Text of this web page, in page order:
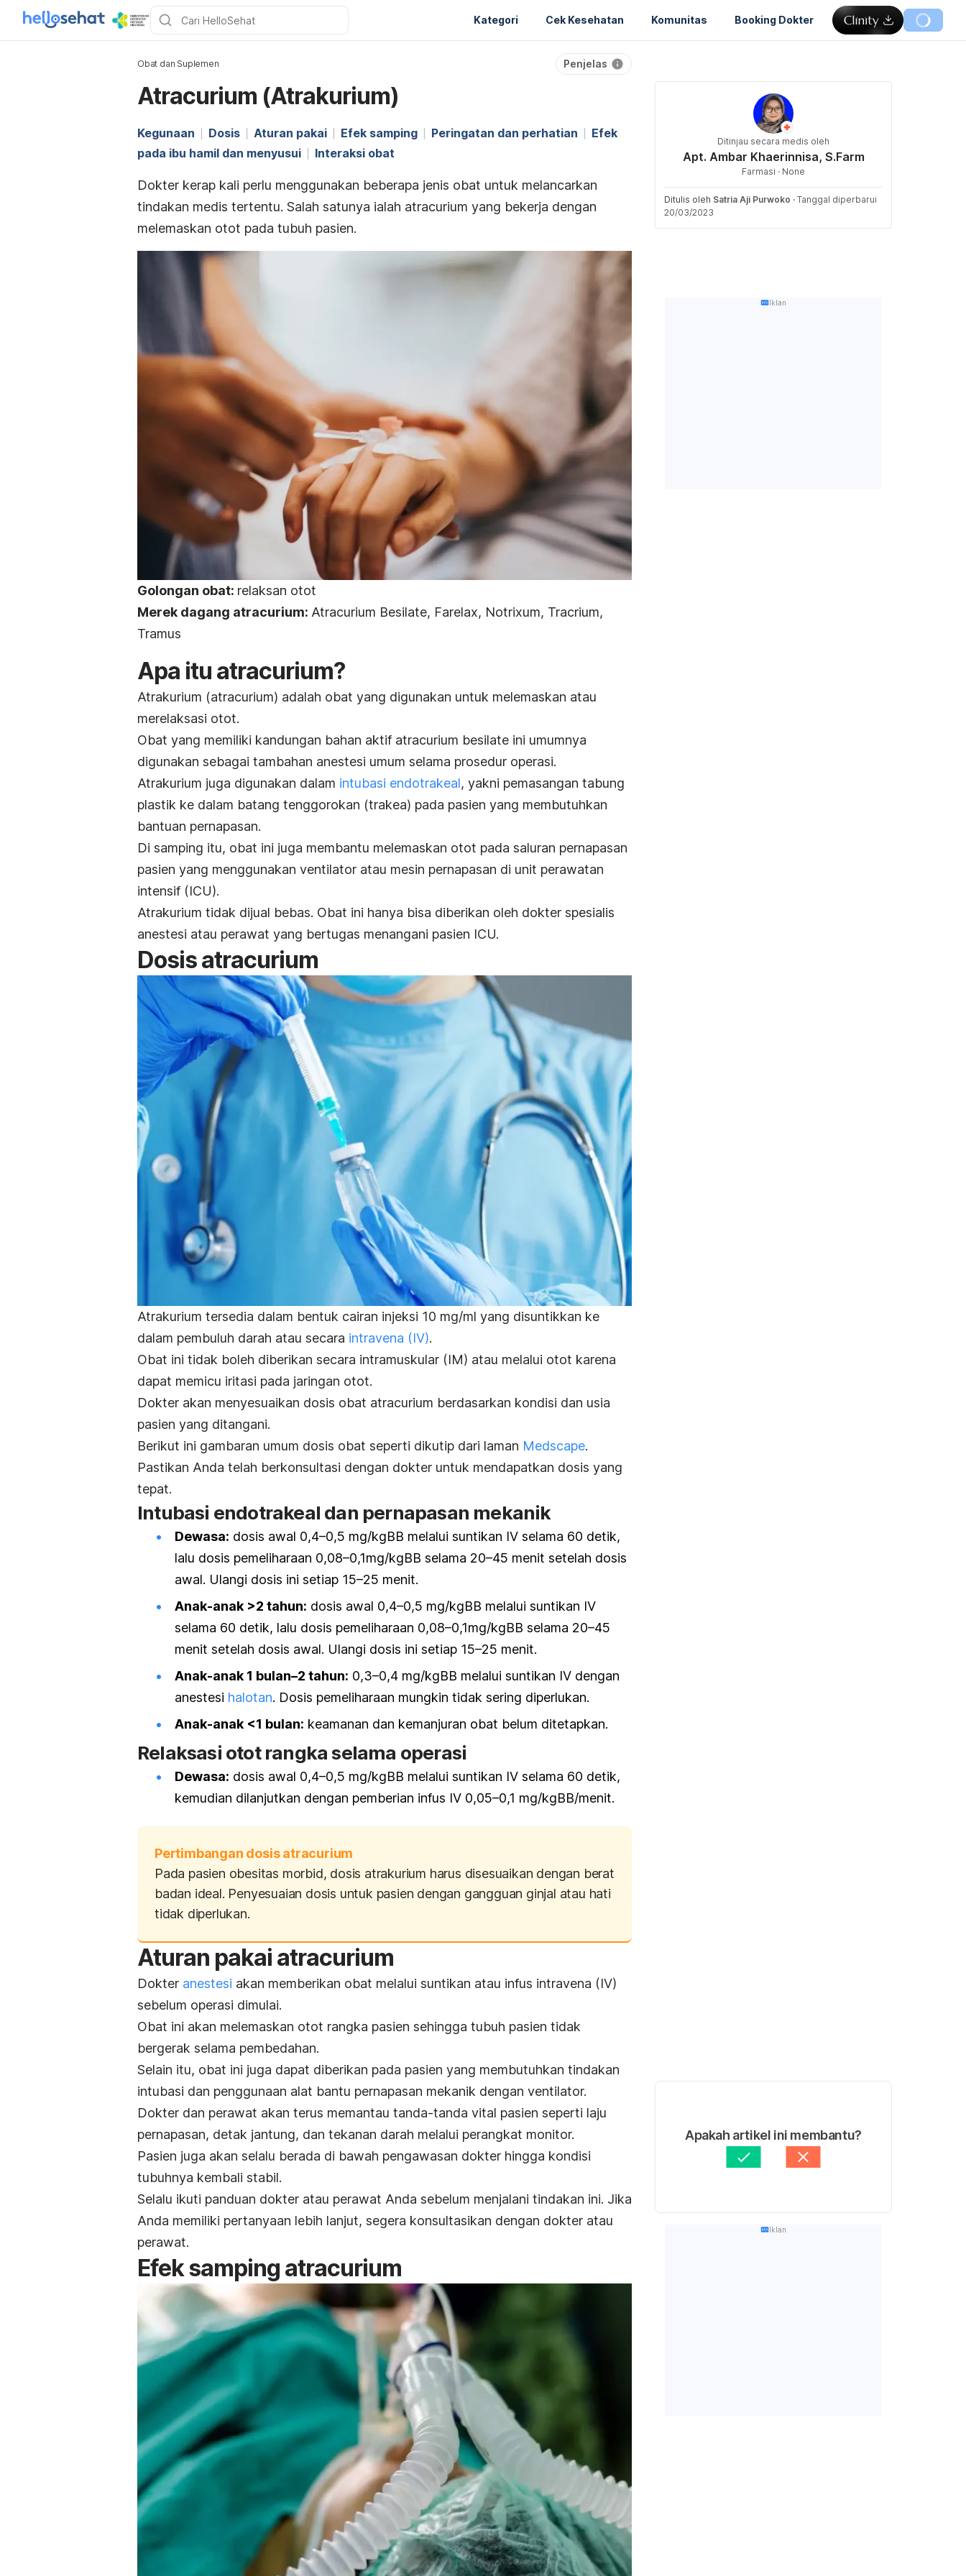
Kategori Cek Kesehatan Komunitas Booking Dokter
Obat dan Suplemen Penjelas
Atracurium (Atrakurium)
Kegunaan Dosis Aturan pakai Efek samping Peringatan dan perhatian
Efek
pada ibu hamil dan menyusui
Interaksi obat
Dokter kerap kali perlu menggunakan beberapa jenis obat untuk melancarkan
tindakan medis tertentu. Salah satunya ialah atracurium yang bekerja dengan
melemaskan otot pada tubuh pasien.
Golongan obat: relaksan otot
Merek dagang atracurium: Atracurium Besilate, Farelax, Notrixum, Tracrium,
Tramus
Apa itu atracurium?
Atrakurium (atracurium) adalah obat yang digunakan untuk melemaskan atau
merelaksasi otot.
Obat yang memiliki kandungan bahan aktif atracurium besilate ini umumnya
digunakan sebagai tambahan anestesi umum selama prosedur operasi.
Atrakurium juga digunakan dalam intubasi endotrakeal, yakni pemasangan tabung
plastik ke dalam batang tenggorokan (trakea) pada pasien yang membutuhkan
bantuan pernapasan.
Di samping itu, obat ini juga membantu melemaskan otot pada saluran pernapasan
pasien yang menggunakan ventilator atau mesin pernapasan di unit perawatan
intensif (ICU).
Atrakurium tidak dijual bebas. Obat ini hanya bisa diberikan oleh dokter spesialis
anestesi atau perawat yang bertugas menangani pasien ICU.
Dosisatracurium
Atrakurium tersedia dalam bentuk cairan injeksi 10 mg/ml yang disuntikkan ke
dalam pembuluh darah atau secara intravena (IV).
Obat ini tidak boleh diberikan secara intramuskular (IM) atau melalui otot karena
dapat memicu iritasi pada jaringan otot.
Dokter akan menyesuaikan dosis obat atracurium berdasarkan kondisi dan usia
pasien yang ditangani.
Berikut ini gambaran umum dosis obat seperti dikutip dari laman Medscape.
Pastikan Anda telah berkonsultasi dengan dokter untuk mendapatkan dosis yang
tepat.
Intubasi endotrakeal dan pernapasan mekanik
Dewasa: dosis awal 0,4–0,5 mg/kgBB melalui suntikan IV selama 60 detik,
lalu dosis pemeliharaan 0,08–0,1mg/kgBB selama 20–45 menit setelah dosis
awal. Ulangi dosis ini setiap 15–25 menit.
Anak-anak >2 tahun: dosis awal 0,4–0,5 mg/kgBB melalui suntikan IV
selama 60 detik, lalu dosis pemeliharaan 0,08–0,1mg/kgBB selama 20–45
menit setelah dosis awal. Ulangi dosis ini setiap 15–25 menit.
Anak-anak 1 bulan–2 tahun: 0,3–0,4 mg/kgBB melalui suntikan IV dengan
anestesi halotan. Dosis pemeliharaan mungkin tidak sering diperlukan.
Anak-anak <1 bulan: keamanan dan kemanjuran obat belum ditetapkan.
Relaksasi otot rangka selama operasi
Dewasa: dosis awal 0,4–0,5 mg/kgBB melalui suntikan IV selama 60 detik,
kemudian dilanjutkan dengan pemberian infus IV 0,05–0,1 mg/kgBB/menit.
Pertimbangan dosis atracurium
Pada pasien obesitas morbid, dosis atrakurium harus disesuaikan dengan berat
badan ideal. Penyesuaian dosis untuk pasien dengan gangguan ginjal atau hati
tidak diperlukan.
Aturan pakai atracurium
Dokter anestesi akan memberikan obat melalui suntikan atau infus intravena (IV)
sebelum operasi dimulai.
Obat ini akan melemaskan otot rangka pasien sehingga tubuh pasien tidak
bergerak selama pembedahan.
Selain itu, obat ini juga dapat diberikan pada pasien yang membutuhkan tindakan
intubasi dan penggunaan alat bantu pernapasan mekanik dengan ventilator.
Dokter dan perawat akan terus memantau tanda-tanda vital pasien seperti laju
pernapasan, detak jantung, dan tekanan darah melalui perangkat monitor.
Pasien juga akan selalu berada di bawah pengawasan dokter hingga kondisi
tubuhnya kembali stabil.
Selalu ikuti panduan dokter atau perawat Anda sebelum menjalani tindakan ini. Jika
Anda memiliki pertanyaan lebih lanjut, segera konsultasikan dengan dokter atau
perawat.
Efek samping atracurium
Ditinjau secara medis oleh
Apt. Ambar Khaerinnisa, S.Farm
Farmasi · None
Ditulis oleh Satria Aji Purwoko · Tanggal diperbarui
20/03/2023
Iklan
Apakah artikel ini membantu?
Iklan